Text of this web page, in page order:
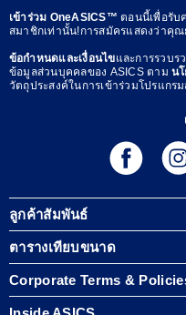
เข้าร่วม OneASICS™ตอนนี้เพื่อรับ
สมาชิกเท่านั้น!การสมัครแสดงว่าคุ
ข้อกำหนดและเงื่อนไขและการรวบร
ข้อมูลส่วนบุคคลของ ASICS ตาม น
วัตถุประสงค์ในการเข้าร่วมโปรแก
ลูกค้าสัมพันธ์
ตารางเทียบขนาด
Corporate Terms &